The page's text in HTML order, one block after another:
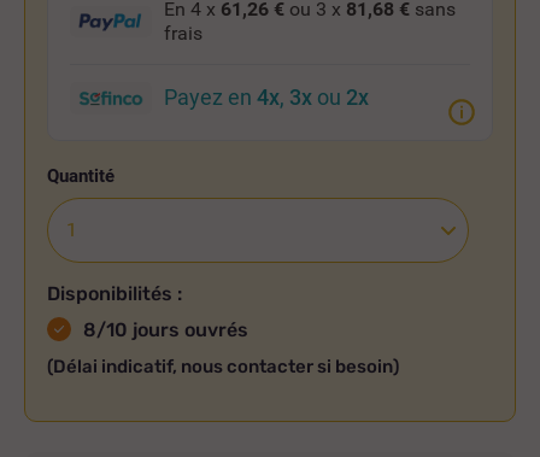
En 4 x 61,26 € ou 3 x 81,68 € sans
frais
Payez en 4x, 3x ou 2x
Quantité
Disponibilités :
8/10 jours ouvrés
(Délai indicatif, nous contacter si besoin)